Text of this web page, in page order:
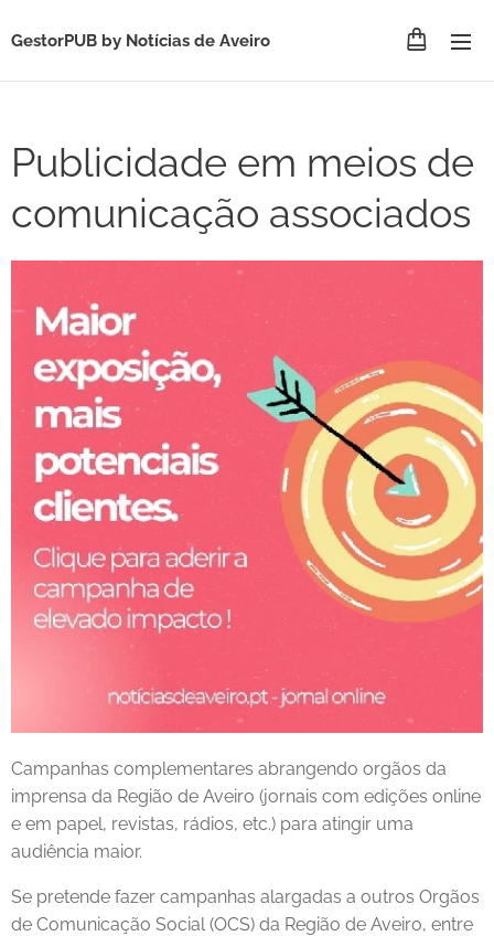
GestorPUB by Notícias de Aveiro
Publicidade em meios de
comunicação associados
Campanhas complementares abrangendo orgãos da
imprensa da Região de Aveiro (jornais com edições online
e em papel, revistas, rádios, etc.) para atingir uma
audiência maior.
Se pretende fazer campanhas alargadas a outros Orgãos
de Comunicação Social (OCS) da Região de Aveiro, entre